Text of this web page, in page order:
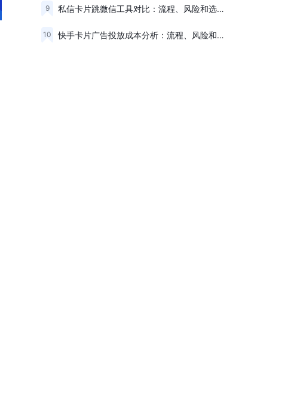
9 私信卡片跳微信工具对比：流程、风险和选择建议
10 快手卡片广告投放成本分析：流程、风险和选择建议